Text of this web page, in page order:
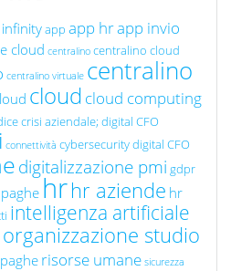
app app hrapp invio
cloud centralino centralino cloud
centralino virtuale centralino
cloud cloud computing
crisi aziendale; digital CFO
connettività cybersecuritydigital CFO
digitalizzazione pmi gdpr
hrhr aziende hr
intelligenza artificiale
organizzazione studio
paghe risorse umane sicurezza